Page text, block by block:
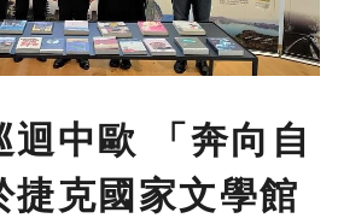
迴中歐 「奔向自
捷克國家文學館